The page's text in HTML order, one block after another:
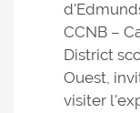
CCNB –
District
Ouest,
visiter